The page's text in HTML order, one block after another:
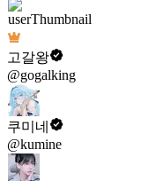
고갈왕
@gogalking
쿠미네
@kumine